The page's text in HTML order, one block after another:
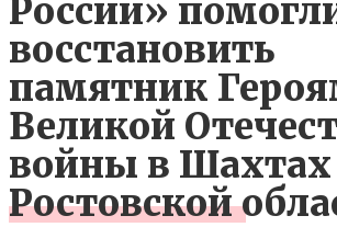
России»
восстановить
памятник
Великой
войны в Шахтах
Ростовской